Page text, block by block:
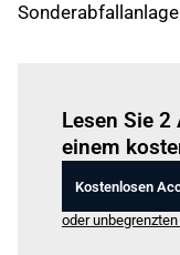
Lesen Sie
einem
Kostenlosen
oder